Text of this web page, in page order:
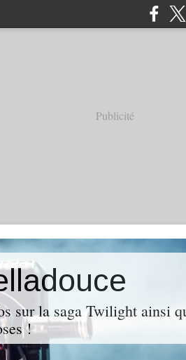
Publicité
sur la saga Twilight ainsi
!